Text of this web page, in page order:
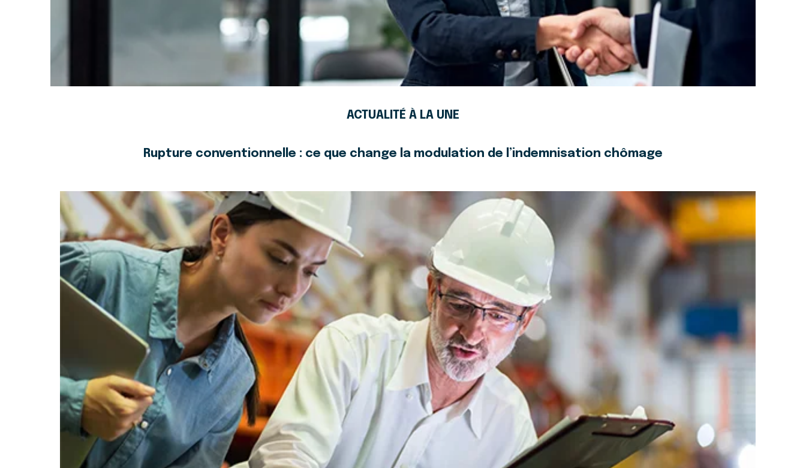
ACTUALITÉ À LA UNE
Rupture conventionnelle : ce que change la modulation de l’indemnisation chômage